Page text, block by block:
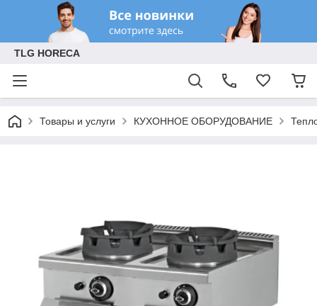
TLG HORECA
Товары и услуги КУХОННОЕ ОБОРУДОВАНИЕ